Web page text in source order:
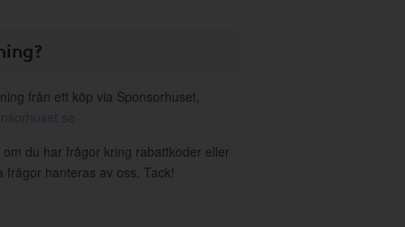
från ett köp via Sponsorhuset,
du har frågor kring rabattkoder eller
hanteras av oss. Tack!